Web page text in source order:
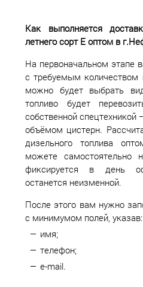
Как выполняется
летнего сорт Е оптом в
На первоначальном этапе
с требуемым количеством
можно будет выбрать
топливо будет
собственной
объёмом цистерн.
дизельного топлива
можете
фиксируется в день
останется неизменной.
После этого вам нужно
с минимумом полей, указав:
имя;
телефон;
e-mail.